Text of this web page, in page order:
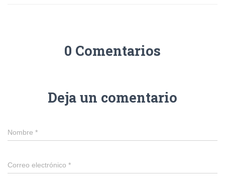
0 Comentarios
Deja un comentario
Nombre *
Correo electrónico *